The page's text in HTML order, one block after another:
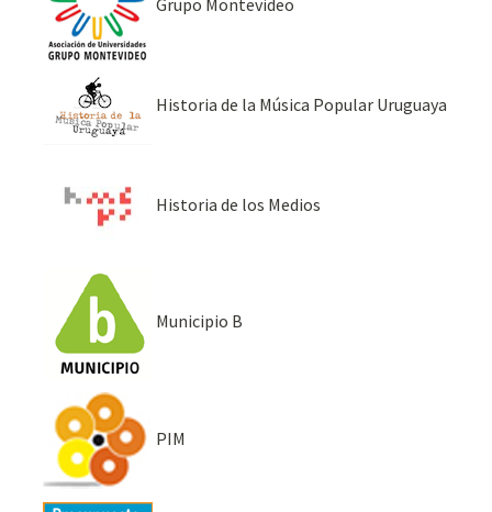
Grupo Montevideo
Historia de la Música Popular Uruguaya
Historia de los Medios
Municipio B
PIM